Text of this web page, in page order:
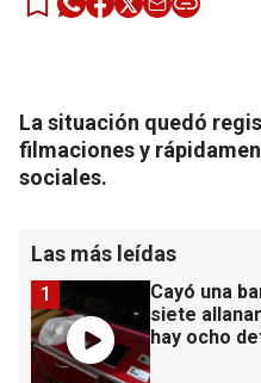
La situación quedó
filmaciones y
sociales.
Las más leídas
Cayó una
siete
hay ocho
1